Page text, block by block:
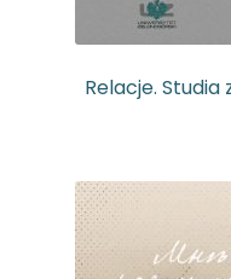
Relacje. Studia